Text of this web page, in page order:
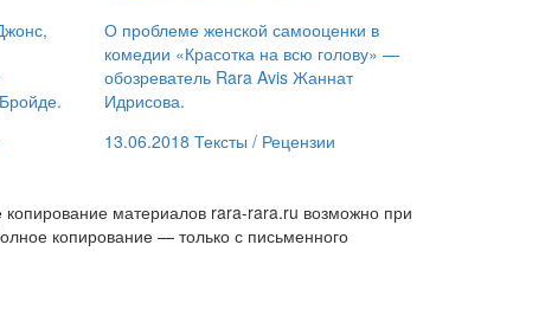
О проблеме женской самооценки в
комедии «Красотка на всю голову» —
обозреватель Rara Avis Жаннат
Идрисова.
13.06.2018 Тексты / Рецензии
копирование материалов rara-rara.ru возможно при
копирование — только с письменного